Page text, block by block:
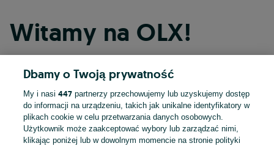
Witamy na OLX!
Kontynuuj przez Facebooka
Kontynuuj przez konto Apple
Dbamy o Twoją prywatność
My i nasi447 partnerzy przechowujemy lub uzyskujemy dostęp
do informacji na urządzeniu, takich jak unikalne identyfikatory w
plikach cookie w celu przetwarzania danych osobowych.
Użytkownik może zaakceptować wybory lub zarządzać nimi,
klikając poniżej lub w dowolnym momencie na stronie polityki